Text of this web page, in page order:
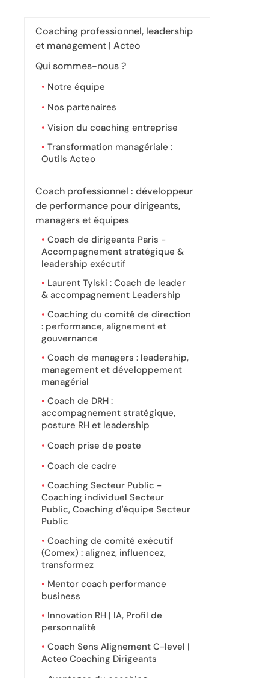
Coaching professionnel, leadership
et management | Acteo
Qui sommes-nous ?
Notre équipe
Nos partenaires
Vision du coaching entreprise
Transformation managériale :
Outils Acteo
Coach professionnel : développeur
de performance pour dirigeants,
managers et équipes
Coach de dirigeants Paris -
Accompagnement stratégique &
leadership exécutif
Laurent Tylski : Coach de leader
& accompagnement Leadership
Coaching du comité de direction
: performance, alignement et
gouvernance
Coach de managers : leadership,
management et développement
managérial
Coach de DRH :
accompagnement stratégique,
posture RH et leadership
Coach prise de poste
Coach de cadre
Coaching Secteur Public -
Coaching individuel Secteur
Public, Coaching d'équipe Secteur
Public
Coaching de comité exécutif
(Comex) : alignez, influencez,
transformez
Mentor coach performance
business
Innovation RH | IA, Profil de
personnalité
Coach Sens Alignement C-level |
Acteo Coaching Dirigeants